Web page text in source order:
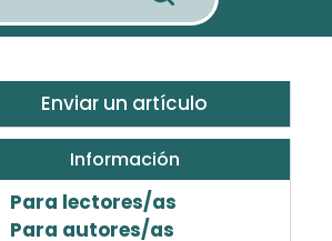
Enviar un artículo
Información
Para lectores/as
Para autores/as